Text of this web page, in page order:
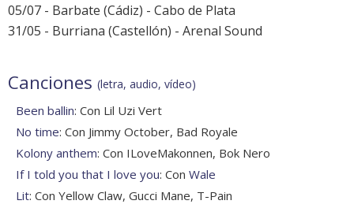
05/07 - Barbate (Cádiz) - Cabo de Plata
31/05 - Burriana (Castellón) - Arenal Sound
Canciones (letra, audio, vídeo)
Been ballin: Con Lil Uzi Vert
No time: Con Jimmy October, Bad Royale
Kolony anthem: Con ILoveMakonnen, Bok Nero
If I told you that I love you: Con Wale
Lit: Con Yellow Claw, Gucci Mane, T-Pain